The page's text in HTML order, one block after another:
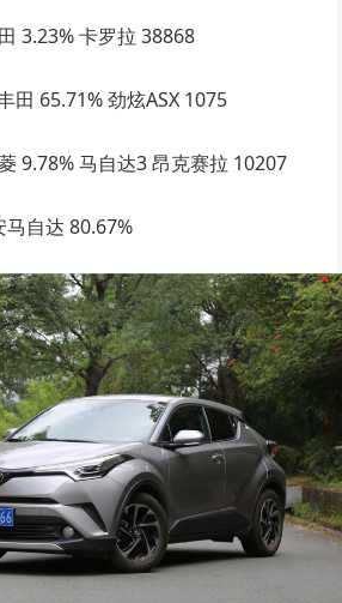
3.23% 卡罗拉 38868
田 65.71% 劲炫ASX 1075
9.78% 马自达3 昂克赛拉 10207
自达 80.67%